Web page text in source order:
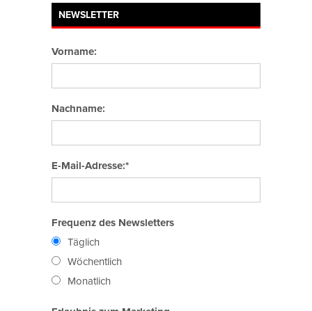
NEWSLETTER
Vorname:
Nachname:
E-Mail-Adresse:*
Frequenz des Newsletters
Täglich
Wöchentlich
Monatlich